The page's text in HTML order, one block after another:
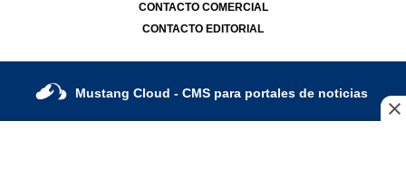
CONTACTO COMERCIAL
CONTACTO EDITORIAL
Mustang Cloud - CMS para portales de noticias